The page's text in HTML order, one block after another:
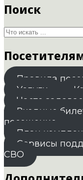
Поиск
Правила
Услуги
Часто
Входные
посещение
План
Сервисы
СВО